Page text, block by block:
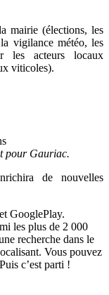
mairie (élections, les
vigilance météo, les
les acteurs locaux
viticoles).
pour Gauriac.
de nouvelles
GooglePlay.
les plus de 2 000
recherche dans le
Vous pouvez
c’est parti !